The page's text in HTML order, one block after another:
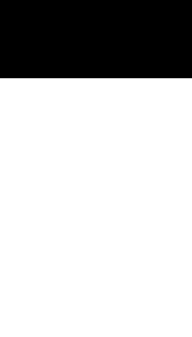
contenuto